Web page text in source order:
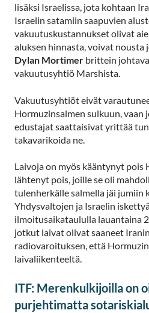
lisäksi Israelissa, jota kohtaan
Israelin satamiin saapuvien
vakuutuskustannukset olivat
aluksen hinnasta, voivat nousta
Dylan Mortimer brittein
vakuutusyhtiö Marshista.
Vakuutusyhtiöt eivät
Hormuzinsalmen sulkuun, vaan
edustajat saattaisivat yrittää
takavarikoida ne.
Laivoja on myös kääntynyt pois
lähtenyt pois, joille se oli
tulenherkälle salmella jäi jumiin
Yhdysvaltojen ja Israelin
ilmoitusaikataululla lauantaina
jotkut laivat olivat saaneet
radiovaroituksen, että
laivaliikenteeltä.
ITF: Merenkulkijoilla on
purjehtimatta